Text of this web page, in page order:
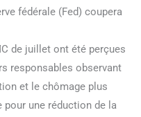
fédérale (Fed) coupera
de juillet ont été perçues
responsables observant
et le chômage plus
une réduction de la